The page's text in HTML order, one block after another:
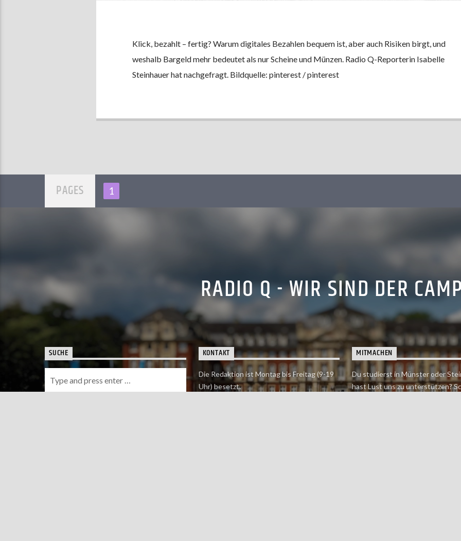
Klick, bezahlt – fertig? Warum digitales Bezahlen bequem ist, aber auch Risiken birgt, und
weshalb Bargeld mehr bedeutet als nur Scheine und Münzen. Radio Q-Reporterin Isabelle
Steinhauer hat nachgefragt. Bildquelle: pinterest / pinterest
PAGES 1
RADIO Q - WIR SIND DER
SUCHE KONTAKT
Die Redaktion ist Montag bis Freitag (9-19
Uhr) besetzt.
MITMACHEN
Du studierst in Münster oder
hast Lust uns zu unterstützen?